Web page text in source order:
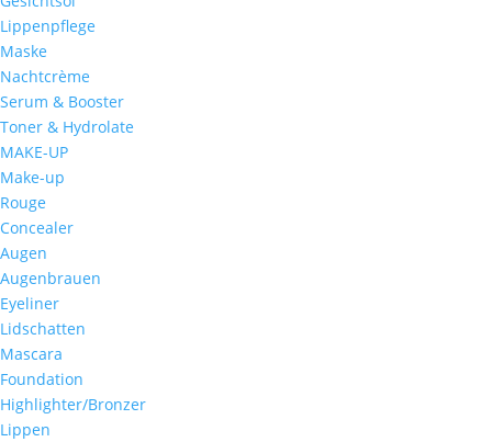
Lippenpflege
Maske
Nachtcrème
Serum & Booster
Toner & Hydrolate
MAKE-UP
Make-up
Rouge
Concealer
Augen
Augenbrauen
Eyeliner
Lidschatten
Mascara
Foundation
Highlighter/Bronzer
Lippen